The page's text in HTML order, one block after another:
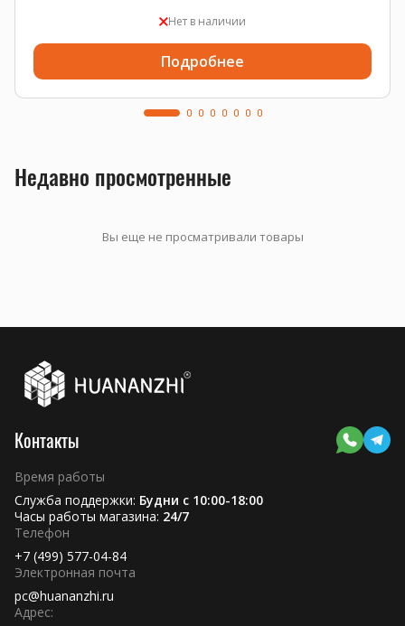
Нет в наличии
Подробнее
Недавно просмотренные
Вы еще не просматривали товары
Контакты
Время работы
Служба поддержки: Будни с 10:00-18:00
Часы работы магазина: 24/7
Телефон
+7 (499) 577-04-84
Электронная почта
pc@huananzhi.ru
Адрес: